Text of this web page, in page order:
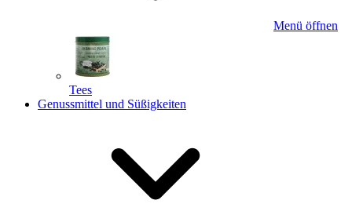
Menü öffnen
Tees
Genussmittel und Süßigkeiten